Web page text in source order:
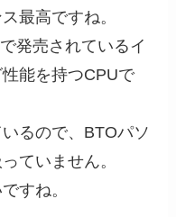
最高ですね。
発売されているイ
能を持つCPUで
るので、BTOパソ
ていません。
すね。